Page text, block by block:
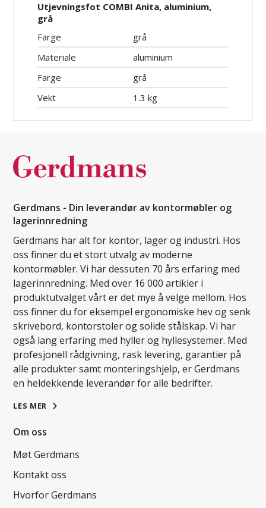
Utjevningsfot COMBI Anita, aluminium,
grå
Farge
grå
Materiale
aluminium
Farge
grå
Vekt
1.3 kg
Gerdmans - Din leverandør av kontormøbler og
lagerinnredning
Gerdmans har alt for kontor, lager og industri. Hos
oss finner du et stort utvalg av moderne
kontormøbler. Vi har dessuten 70 års erfaring med
lagerinnredning. Med over 16 000 artikler i
produktutvalget vårt er det mye å velge mellom. Hos
oss finner du for eksempel ergonomiske hev og senk
skrivebord, kontorstoler og solide stålskap. Vi har
også lang erfaring med hyller og hyllesystemer. Med
profesjonell rådgivning, rask levering, garantier på
alle produkter samt monteringshjelp, er Gerdmans
en heldekkende leverandør for alle bedrifter.
LES MER
Om oss
Møt Gerdmans
Kontakt oss
Hvorfor Gerdmans